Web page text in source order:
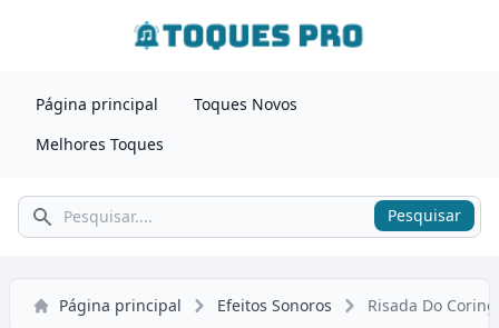
Página principal
Toques Novos
Melhores Toques
Pesquisar Pesquisar
Página principal Efeitos Sonoros Risada Do